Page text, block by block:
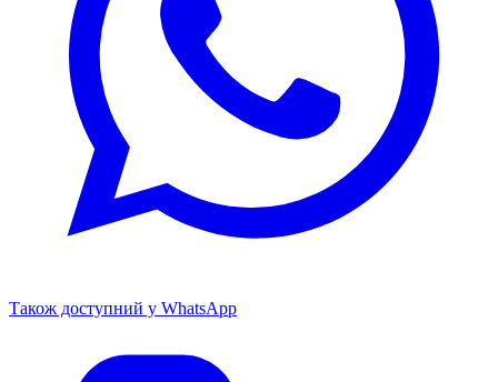
Також доступний у WhatsApp